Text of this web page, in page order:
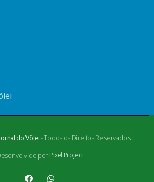
Jornal do Vôlei- Todos os Direitos Reservados.
por Pixel Project